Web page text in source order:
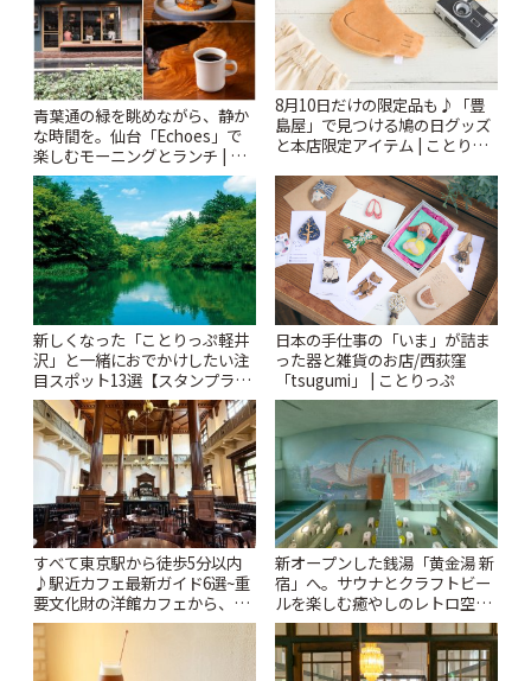
青葉通の緑を眺めながら、静か
な時間を。仙台「Echoes」で
楽しむモーニングとランチ | こ
とりっぷ
8月10日だけの限定品も♪「豊
島屋」で見つける鳩の日グッズ
と本店限定アイテム | ことりっ
新しくなった「ことりっぷ軽井
沢」と一緒におでかけしたい注
目スポット13選【スタンプラリ
ー開催中】 | ことりっぷ
日本の手仕事の「いま」が詰ま
った器と雑貨のお店/西荻窪
「tsugumi」 | ことりっぷ
すべて東京駅から徒歩5分以内
♪駅近カフェ最新ガイド6選~重
要文化財の洋館カフェから、改
札すぐのレトロ喫茶まで~ | こと
りっぷ
新オープンした銭湯「黄金湯 新
宿」へ。サウナとクラフトビー
ルを楽しむ癒やしのレトロ空間
| ことりっぷ